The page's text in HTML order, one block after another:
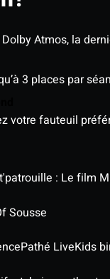
Atmos, la
3 places par
votre fauteuil
: Le film
Sousse
Pathé LiveKids